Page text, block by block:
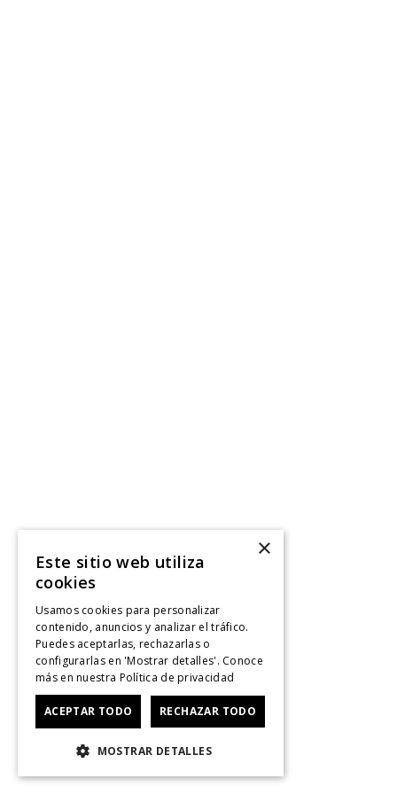
×
Este sitio web utiliza
cookies
Usamos cookies para personalizar
contenido, anuncios y analizar el tráfico.
Puedes aceptarlas, rechazarlas o
configurarlas en 'Mostrar detalles'. Conoce
más en nuestra Política de privacidad
ACEPTAR TODO RECHAZAR TODO
MOSTRAR DETALLES